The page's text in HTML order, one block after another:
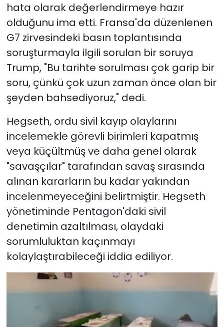
hata olarak değerlendirmeye hazır
olduğunu ima etti. Fransa'da düzenlenen
G7 zirvesindeki basın toplantısında
soruşturmayla ilgili sorulan bir soruya
Trump, "Bu tarihte sorulması çok garip bir
soru, çünkü çok uzun zaman önce olan bir
şeyden bahsediyoruz," dedi.
Hegseth, ordu sivil kayıp olaylarını
incelemekle görevli birimleri kapatmış
veya küçültmüş ve daha genel olarak
"savaşçılar" tarafından savaş sırasında
alınan kararların bu kadar yakından
incelenmeyeceğini belirtmiştir. Hegseth
yönetiminde Pentagon'daki sivil
denetimin azaltılması, olaydaki
sorumluluktan kaçınmayı
kolaylaştırabileceği iddia ediliyor.